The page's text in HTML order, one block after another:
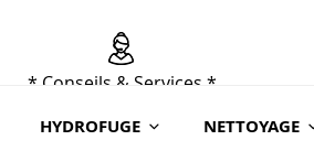
* Conseils & Services *
78 03 ou sur
HYDROFUGE NETTOYAGE